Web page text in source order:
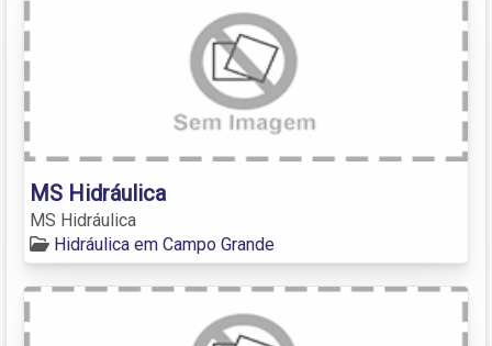
MS Hidráulica
MS Hidráulica
Hidráulica em Campo Grande